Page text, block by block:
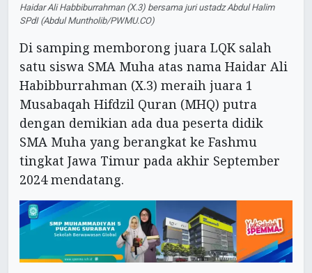
Haidar Ali Habbiburrahman (X.3) bersama juri ustadz Abdul Halim
SPdI (Abdul Muntholib/PWMU.CO)
Di samping memborong juara LQK salah
satu siswa SMA Muha atas nama Haidar Ali
Habibburrahman (X.3) meraih juara 1
Musabaqah Hifdzil Quran (MHQ) putra
dengan demikian ada dua peserta didik
SMA Muha yang berangkat ke Fashmu
tingkat Jawa Timur pada akhir September
2024 mendatang.